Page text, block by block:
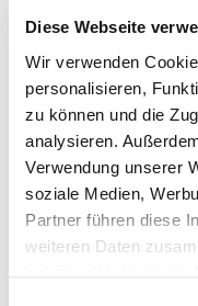
Diese Webseite
Wir verwenden
personalisieren,
zu können und die
analysieren.
Verwendung unserer
soziale Medien,
Partner führen diese
weiteren Daten
1. PLATZ
Julia Weigelt
"Geschönte
Erschienen in:loyal –
11/2022
2. PLATZ
Sarah Speicher-Utsch
"Alarmstufe Rot"